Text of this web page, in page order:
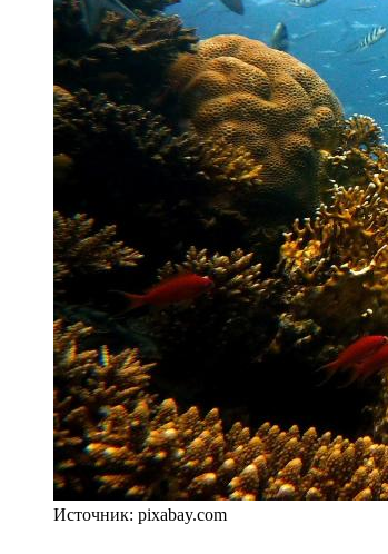
Источник: pixabay.com